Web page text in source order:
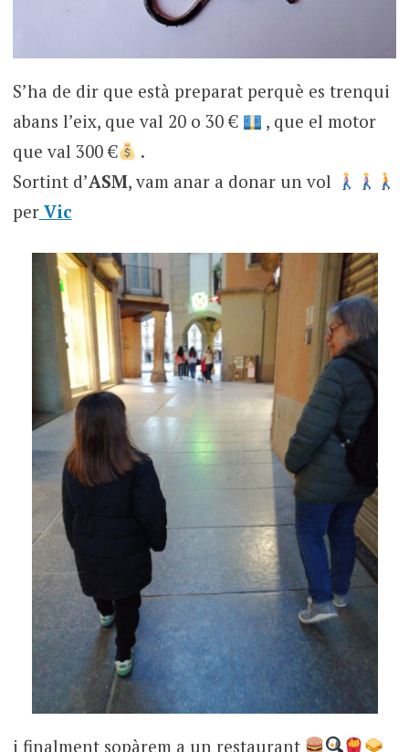
S’ha de dir que està preparat perquè es trenqui
abans l’eix, que val 20 o 30 €
, que el motor
que val 300 €
.
Sortint d’ASM, vam anar a donar un vol
perVic
i finalment sopàrem a un restaurant